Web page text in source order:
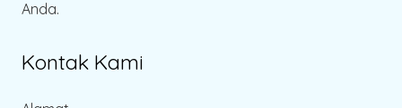
Anda.
Kontak Kami